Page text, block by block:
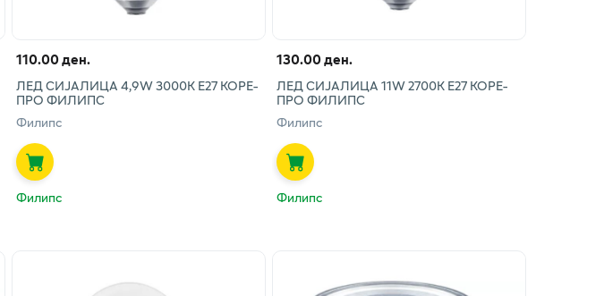
110.00 ден.
ЛЕД СИЈАЛИЦА 4,9W 3000К Е27 КОРЕ-
ПРО ФИЛИПС
Филипс
Филипс
130.00 ден.
ЛЕД СИЈАЛИЦА 11W 2700К Е27 КОРЕ-
ПРО ФИЛИПС
Филипс
Филипс